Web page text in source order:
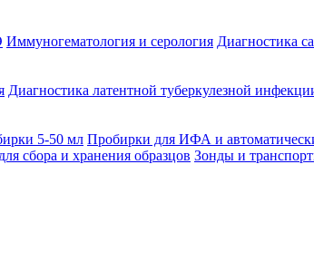
Иммуногематология и серология Диагностика
Диагностика латентной туберкулезной
5-50 мл Пробирки для ИФА и
сбора и хранения образцов Зонды и